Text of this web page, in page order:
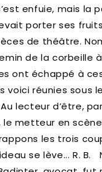
enfuie, mais la
porter ses
de théâtre.
de la corbeille
ont échappé à
voici réunies sous
lecteur d’être,
le metteur en
les trois
se lève... R. B.